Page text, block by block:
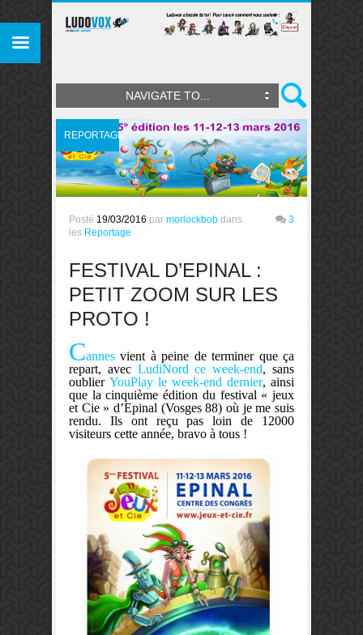
NAVIGATE TO...
REPORTAGE
Posté 19/03/2016 par morlockbob dans
les Reportage
3
FESTIVAL D’EPINAL :
PETIT ZOOM SUR LES
PROTO !
Cannes vient à peine de terminer que ça
repart, avec LudiNord ce week-end, sans
oublier YouPlay le week-end dernier, ainsi
que la cinquième édition du festival « jeux
et Cie » d’Epinal (Vosges 88) où je me suis
rendu. Ils ont reçu pas loin de 12000
visiteurs cette année, bravo à tous !